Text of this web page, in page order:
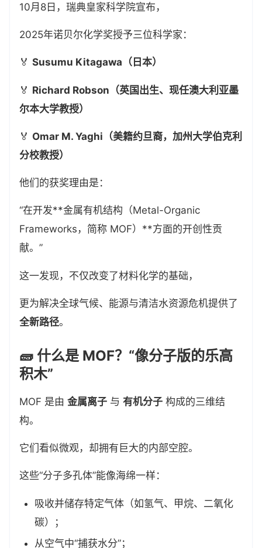
10月8日，瑞典皇家科学院宣布，
2025年诺贝尔化学奖授予三位科学家：
🏅 Susumu Kitagawa（日本）
🏅 Richard Robson（英国出生、现任澳大利亚墨
尔本大学教授）
🏅 Omar M. Yaghi（美籍约旦裔，加州大学伯克利
分校教授）
他们的获奖理由是：
“在开发**金属有机结构（Metal-Organic
Frameworks，简称 MOF）**方面的开创性贡
献。”
这一发现，不仅改变了材料化学的基础，
更为解决全球气候、能源与清洁水资源危机提供了
全新路径。
🧱 什么是 MOF？“像分子版的乐高
积木”
MOF 是由 金属离子 与 有机分子 构成的三维结
构。
它们看似微观，却拥有巨大的内部空腔。
这些“分子多孔体”能像海绵一样：
吸收并储存特定气体（如氢气、甲烷、二氧化
碳）；
从空气中“捕获水分”；